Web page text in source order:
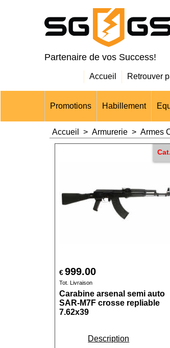
Partenaire de vos Success!
Accueil Retrouver
Promotions Habillement
Accueil > Armurerie > Armes
€999.00
Tot. Livraison
Carabine arsenal semi auto
SAR-M7F crosse repliable
7.62x39
Description